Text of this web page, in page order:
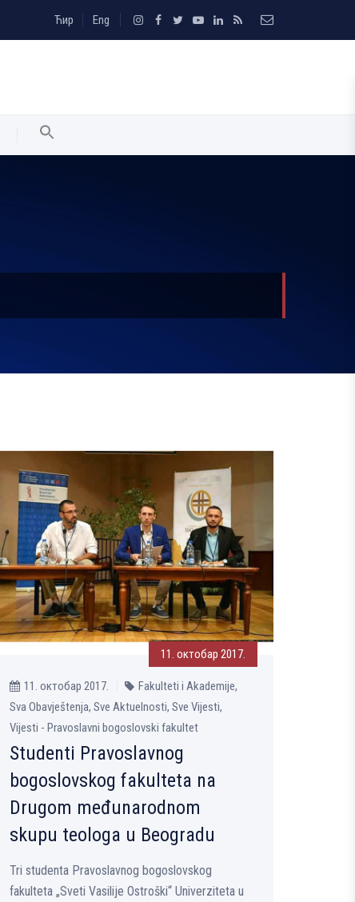
Ћир Eng
11. октобар 2017.
11. октобар 2017.
Fakulteti i Akademije,
Sva Obavještenja, Sve Aktuelnosti, Sve Vijesti,
Vijesti - Pravoslavni bogoslovski fakultet
Studenti Pravoslavnog
bogoslovskog fakulteta na
Drugom međunarodnom
skupu teologa u Beogradu
Tri studenta Pravoslavnog bogoslovskog
fakulteta „Sveti Vasilije Ostroški“ Univerziteta u